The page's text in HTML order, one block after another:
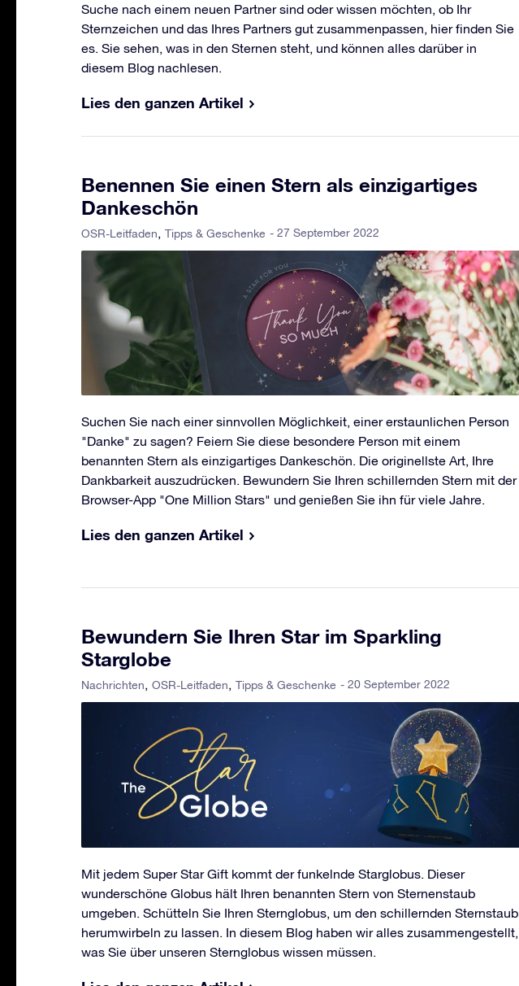
Suche nach einem neuen Partner sind oder wissen möchten, ob Ihr
Sternzeichen und das Ihres Partners gut zusammenpassen, hier finden Sie
es. Sie sehen, was in den Sternen steht, und können alles darüber in
diesem Blog nachlesen.
Lies den ganzen Artikel
Benennen Sie einen Stern als einzigartiges
Dankeschön
OSR-Leitfaden Tipps & Geschenke - 27 September 2022
Suchen Sie nach einer sinnvollen Möglichkeit, einer erstaunlichen Person
"Danke" zu sagen? Feiern Sie diese besondere Person mit einem
benannten Stern als einzigartiges Dankeschön. Die originellste Art, Ihre
Dankbarkeit auszudrücken. Bewundern Sie Ihren schillernden Stern mit der
Browser-App "One Million Stars" und genießen Sie ihn für viele Jahre.
Lies den ganzen Artikel
Bewundern Sie Ihren Star im Sparkling
Starglobe
Nachrichten OSR-Leitfaden Tipps & Geschenke - 20 September 2022
Mit jedem Super Star Gift kommt der funkelnde Starglobus. Dieser
wunderschöne Globus hält Ihren benannten Stern von Sternenstaub
umgeben. Schütteln Sie Ihren Sternglobus, um den schillernden Sternstaub
herumwirbeln zu lassen. In diesem Blog haben wir alles zusammengestellt,
was Sie über unseren Sternglobus wissen müssen.